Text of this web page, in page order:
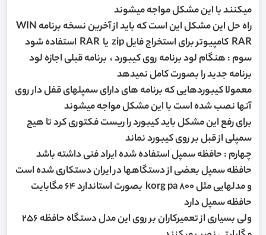
میکنند با این مشکل مواجه میشوند
راه حل این مشکل این است که باید از آخرین نسخه برنامه WIN
RAR کامپیوتر برای استخراج فایل zip یا RAR استفاده شود
سوم : هنگام لود برنامه روی کیبورد ، برنامه قبلی اجازه لود
برنامه جدید را بصورت کامل نمیدهد
معمولا کیبوردهایی که برنامه های دارای سمپلهای قفل دار روی
آنها نصب شده است با این مشکل مواجه میشوند
برای رفع این مشکل باید کیبورد را ریست فکتوری کرد تا هیچ
سمپلی از قبل بر روی کیبورد نماند
چهارم : حافظه سمپل استفاده شده ایراد فنی داشته باشد
حافظه سمپل بعضی از دستگاهها در ایران دستکاری شده است
و مدلهایی مثل korg pa 800 بصورت استاندارد 64 مگابایت
حافظه سمپل دارد
ولی بسیاری از تعمیرکاران بر روی این مدل دستگاه حافظه 256